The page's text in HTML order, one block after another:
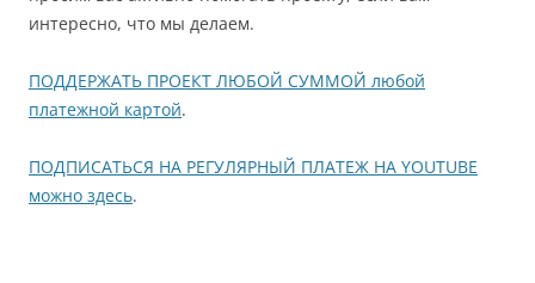
интересно, что мы делаем.
ПОДДЕРЖАТЬ ПРОЕКТ ЛЮБОЙ СУММОЙ любой
платежной картой.
ПОДПИСАТЬСЯ НА РЕГУЛЯРНЫЙ ПЛАТЕЖ НА YOUTUBE
можно здесь.